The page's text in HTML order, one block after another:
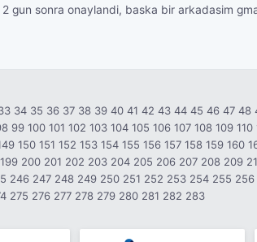
sonra onaylandi, baska bir arkadasim
34 35 36 37 38 39 40 41 42 43 44 45 46 47 48
99 100 101 102 103 104 105 106 107 108 109 110
150 151 152 153 154 155 156 157 158 159 160
199 200 201 202 203 204 205 206 207 208 209
246 247 248 249 250 251 252 253 254 255 256
275 276 277 278 279 280 281 282 283